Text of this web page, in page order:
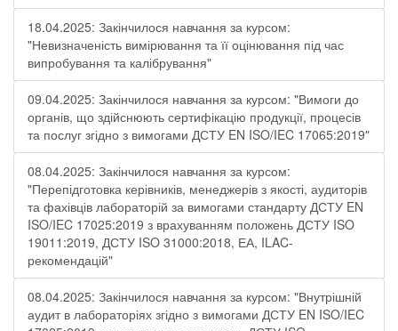
18.04.2025: Закінчилося навчання за курсом:
"Невизначеність вимірювання та її оцінювання під час
випробування та калібрування"
09.04.2025: Закінчилося навчання за курсом: "Вимоги до
органів, що здійснюють сертифікацію продукції, процесів
та послуг згідно з вимогами ДСТУ EN ISO/IEC 17065:2019"
08.04.2025: Закінчилося навчання за курсом:
"Перепідготовка керівників, менеджерів з якості, аудиторів
та фахівців лабораторій за вимогами стандарту ДСТУ EN
ISO/IEC 17025:2019 з врахуванням положень ДСТУ ISO
19011:2019, ДСТУ ISO 31000:2018, ЕА, ILAC-
рекомендацій"
08.04.2025: Закінчилося навчання за курсом: "Внутрішній
аудит в лабораторіях згідно з вимогами ДСТУ EN ISO/IEC